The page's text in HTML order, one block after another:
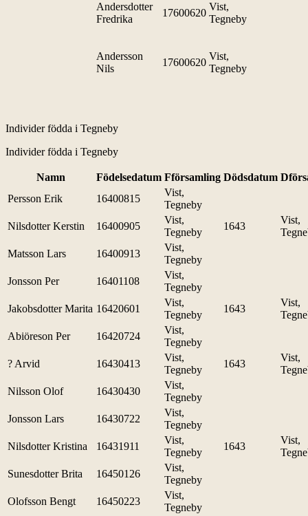
Andersdotter
Fredrika
17600620
Vist,
Tegneby
Andersson
Nils
17600620
Vist,
Tegneby
Individer födda i Tegneby
Individer födda i Tegneby
Namn Födelsedatum Fförsamling Dödsdatum
Persson Erik
16400815
Vist,
Tegneby
Nilsdotter Kerstin
16400905
Vist,
Tegneby
1643
Vist,
Matsson Lars
16400913
Vist,
Tegneby
Jonsson Per
16401108
Vist,
Tegneby
Jakobsdotter Marita 16420601
Vist,
Tegneby
1643
Vist,
Abiöreson Per
16420724
Vist,
Tegneby
? Arvid
16430413
Vist,
Tegneby
1643
Vist,
Nilsson Olof
16430430
Vist,
Tegneby
Jonsson Lars
16430722
Vist,
Tegneby
Nilsdotter Kristina
16431911
Vist,
Tegneby
1643
Vist,
Sunesdotter Brita
16450126
Vist,
Tegneby
Olofsson Bengt
16450223
Vist,
Tegneby